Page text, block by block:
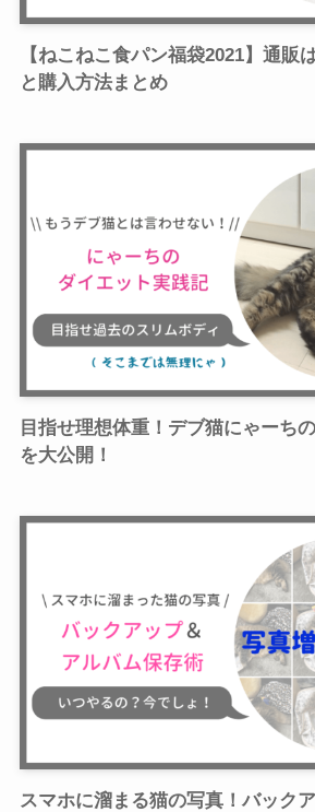
【ねこねこ食パン福袋2021】通販
と購入方法まとめ
目指せ理想体重！デブ猫にゃーち
を大公開！
スマホに溜まる猫の写真！バック